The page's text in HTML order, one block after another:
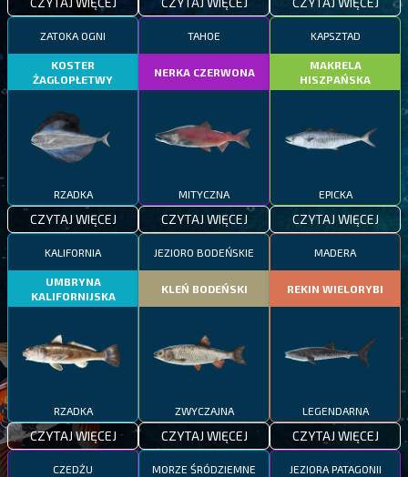
ZATOKA OGNI
KOSTER
ŻAGLOPŁETWY
RZADKA
CZYTAJ WIĘCEJ
TAHOE
NERKA CZERWONA
MITYCZNA
CZYTAJ WIĘCEJ
KAPSZTAD
MAKRELA
HISZPAŃSKA
EPICKA
CZYTAJ WIĘCEJ
KALIFORNIA
UMBRYNA
KALIFORNIJSKA
RZADKA
CZYTAJ WIĘCEJ
JEZIORO BODEŃSKIE
KLEŃ BODEŃSKI
ZWYCZAJNA
CZYTAJ WIĘCEJ
MADERA
REKIN WIELORYBI
LEGENDARNA
CZYTAJ WIĘCEJ
CZEDŻU MORZE ŚRÓDZIEMNE JEZIORA PATAGONII